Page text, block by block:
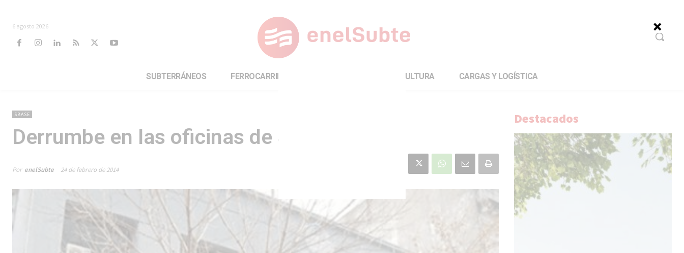
6 agosto 2026
SUBTERRÁNEOS FERROCARRILES CULTURA CARGAS Y LOGÍSTICA
SBASE
Derrumbe en las oficinas de SBASE
Por enelSubte 24 de febrero de 2014
Destacados